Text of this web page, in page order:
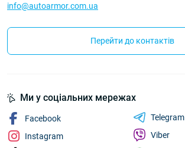
info@autoarmor.com.ua
Перейти до контактів
Ми у соціальних мережах
Facebook
Instagram
Telegram
Viber